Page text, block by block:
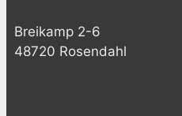
Breikamp 2-6
48720 Rosendahl